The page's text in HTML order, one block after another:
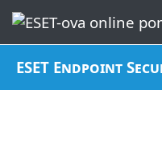
ESET Endpoint